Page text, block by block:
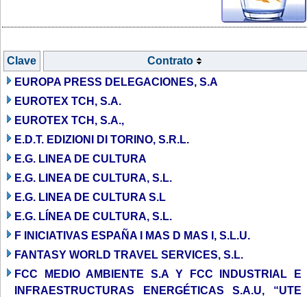
Clave
Contrato
EUROPA PRESS DELEGACIONES, S.A
EUROTEX TCH, S.A.
EUROTEX TCH, S.A.,
E.D.T. EDIZIONI DI TORINO, S.R.L.
E.G. LINEA DE CULTURA
E.G. LINEA DE CULTURA, S.L.
E.G. LINEA DE CULTURA S.L
E.G. LÍNEA DE CULTURA, S.L.
F INICIATIVAS ESPAÑA I MAS D MAS I, S.L.U.
FANTASY WORLD TRAVEL SERVICES, S.L.
FCC MEDIO AMBIENTE S.A Y FCC INDUSTRIAL E
INFRAESTRUCTURAS ENERGÉTICAS S.A.U, “UTE